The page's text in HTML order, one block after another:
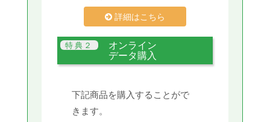
詳細はこちら
オンライン
データ購入
下記商品を購入することがで
きます。